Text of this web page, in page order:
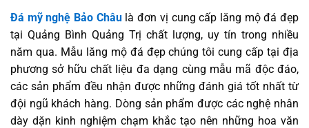
Đá mỹ nghệ Bảo Châulà đơn vị cung cấp lăng mộ đá đẹp
tại Quảng Bình Quảng Trị chất lượng, uy tín trong nhiều
năm qua. Mẫu lăng mộ đá đẹp chúng tôi cung cấp tại địa
phương sở hữu chất liệu đa dạng cùng mẫu mã độc đáo,
các sản phẩm đều nhận được những đánh giá tốt nhất từ
đội ngũ khách hàng. Dòng sản phẩm được các nghệ nhân
dày dặn kinh nghiệm chạm khắc tạo nên những hoa văn